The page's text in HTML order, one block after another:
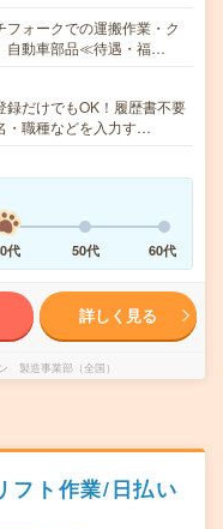
ォークでの運搬作業・ク
自動車部品≪待遇・福…
だけでもOK！履歴書不要
・職種などを入力す…
代 50代 60代
詳しく見る
製造事業部（全国）
フト作業/日払い